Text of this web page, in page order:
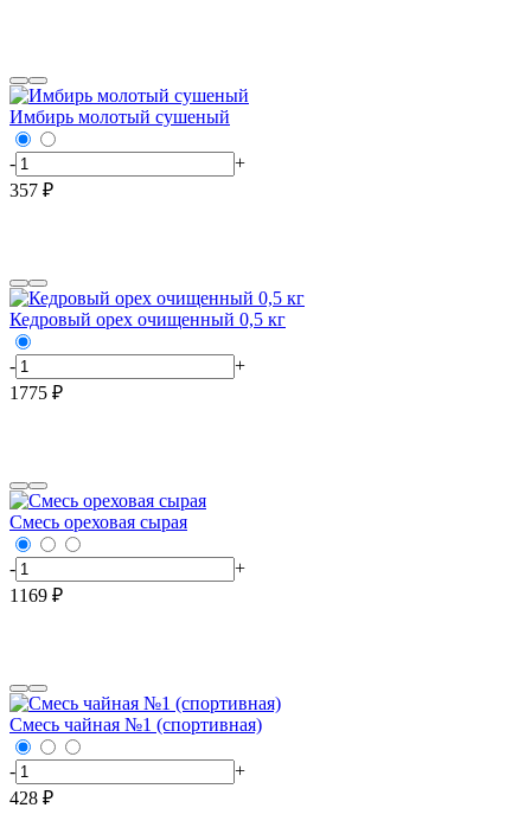
Имбирь молотый сушеный
-
+
357 ₽
Кедровый орех очищенный 0,5 кг
-
+
1775 ₽
Смесь ореховая сырая
-
+
1169 ₽
Смесь чайная №1 (спортивная)
-
+
428 ₽